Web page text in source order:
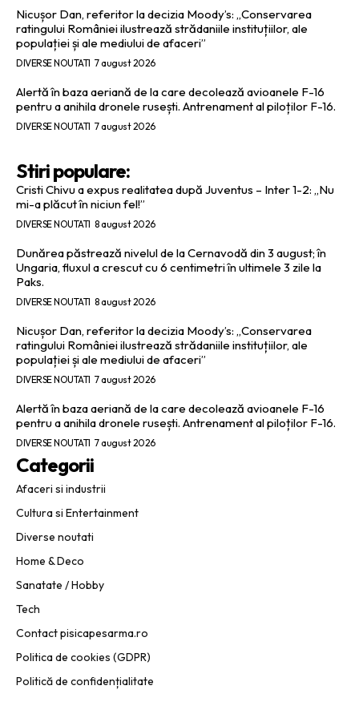
Nicușor Dan, referitor la decizia Moody’s: „Conservarea
ratingului României ilustrează strădaniile instituțiilor, ale
populației și ale mediului de afaceri”
DIVERSE NOUTATI 7 august 2026
Alertă în baza aeriană de la care decolează avioanele F-16
pentru a anihila dronele rusești. Antrenament al piloților F-16.
DIVERSE NOUTATI 7 august 2026
Stiri populare:
Cristi Chivu a expus realitatea după Juventus – Inter 1-2: „Nu
mi-a plăcut în niciun fel!”
DIVERSE NOUTATI 8 august 2026
Dunărea păstrează nivelul de la Cernavodă din 3 august; în
Ungaria, fluxul a crescut cu 6 centimetri în ultimele 3 zile la
Paks.
DIVERSE NOUTATI 8 august 2026
Nicușor Dan, referitor la decizia Moody’s: „Conservarea
ratingului României ilustrează strădaniile instituțiilor, ale
populației și ale mediului de afaceri”
DIVERSE NOUTATI 7 august 2026
Alertă în baza aeriană de la care decolează avioanele F-16
pentru a anihila dronele rusești. Antrenament al piloților F-16.
DIVERSE NOUTATI 7 august 2026
Categorii
Afaceri si industrii
Cultura si Entertainment
Diverse noutati
Home & Deco
Sanatate / Hobby
Tech
Contact pisicapesarma.ro
Politica de cookies (GDPR)
Politică de confidențialitate